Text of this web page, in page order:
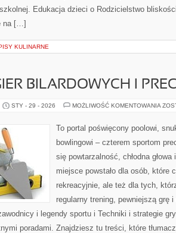
Edukacja dzieci o Rodzicielstwo
na […]
KULINARNE
BILARDOWYCH I
STY - 29 - 2026 MOŻLIWOŚĆ KOMENTOWANIA
To portal poświęcony poolowi,
bowlingowi – czterem sportom
się powtarzalność, chłodna
miejsce powstało dla osób, które
rekreacyjnie, ale też dla tych,
regularny trening, pewniejszą grę
i legendy sportu i Techniki i strategie
poradami. Znajdziesz tu treści, które